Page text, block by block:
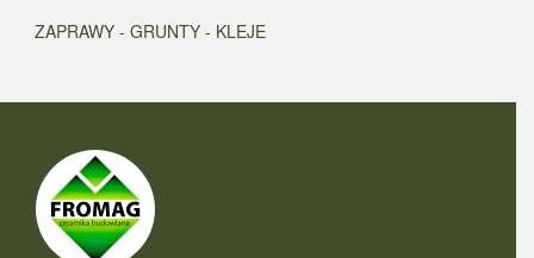
ZAPRAWY - GRUNTY - KLEJE